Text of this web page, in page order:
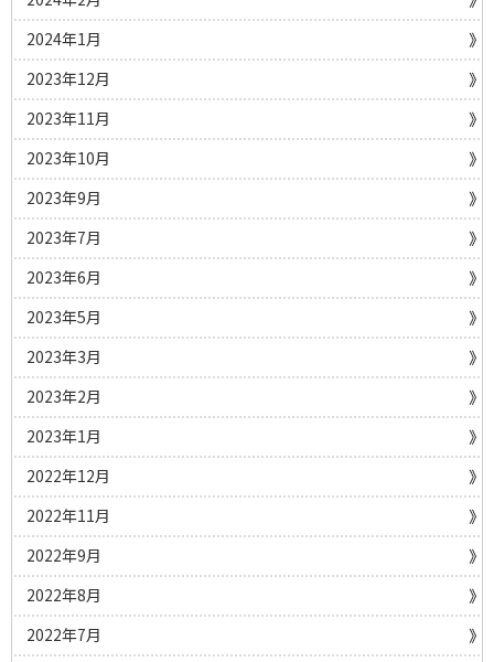
2024年1月
2023年12月
2023年11月
2023年10月
2023年9月
2023年7月
2023年6月
2023年5月
2023年3月
2023年2月
2023年1月
2022年12月
2022年11月
2022年9月
2022年8月
2022年7月